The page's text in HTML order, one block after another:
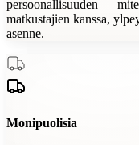
persoonallisuuden —
matkustajien kanssa,
asenne.
Monipuolisia